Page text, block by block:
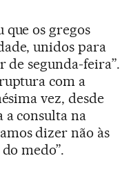
que os gregos
unidos para
segunda-feira”.
com a
vez, desde
a consulta na
dizer não às
medo”.